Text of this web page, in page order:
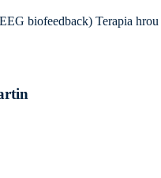
biofeedback) Terapia hrou